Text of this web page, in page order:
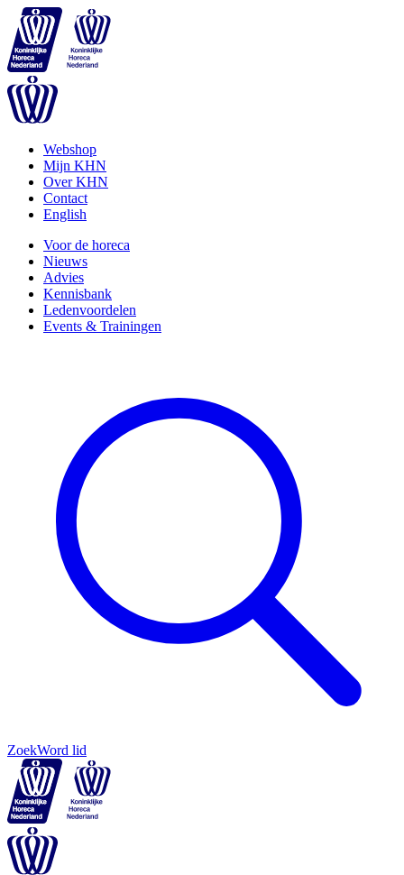
Webshop
Mijn KHN
Over KHN
Contact
English
Voor de horeca
Nieuws
Advies
Kennisbank
Ledenvoordelen
Events & Trainingen
ZoekWord lid